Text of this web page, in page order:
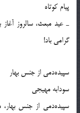
پیام کوتاه
ـ عید مبعث، سالروز
گرامی باد!
سپیده‌دمی از جنس بهار
سودابه مهیجی
سپیده‌دمی از جنس